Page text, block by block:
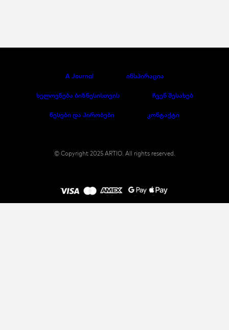
A Journal ინსპირაცია
ხელოვნება ბიზნესისთვის ჩვენ შესახებ
წესები და პირობები კონტაქტი
© Copyright 2025 ARTIO. All rights reserved.